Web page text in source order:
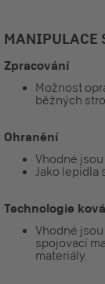
MANIPULACE
Zpracování
Možnost
běžných
Ohranění
Vhodné
Jako lepidla
Technologie
Vhodné
spojovací
materiály.